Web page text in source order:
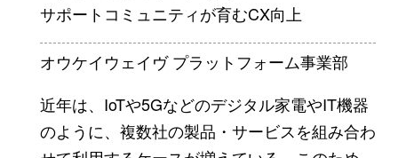
サポートコミュニティが育むCX向上
オウケイウェイヴ プラットフォーム事業部
近年は、IoTや5Gなどのデジタル家電やIT機器
のように、複数社の製品・サービスを組み合わ